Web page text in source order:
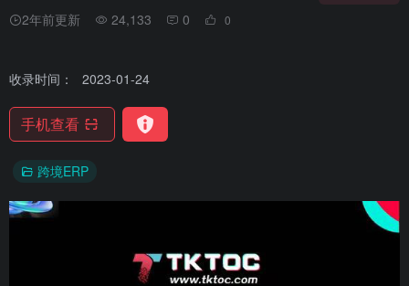
2年前更新 24,133 0 0
收录时间： 2023-01-24
手机查看
跨境ERP